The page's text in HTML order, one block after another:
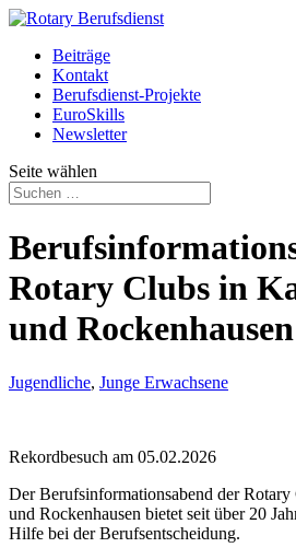
Beiträge
Kontakt
Berufsdienst-Projekte
EuroSkills
Newsletter
Seite wählen
Rotary Clubs in
und Rockenhausen
Jugendliche, Junge Erwachsene
Rekordbesuch am 05.02.2026
Der Berufsinformationsabend der
und Rockenhausen bietet seit über 20
Hilfe bei der Berufsentscheidung.